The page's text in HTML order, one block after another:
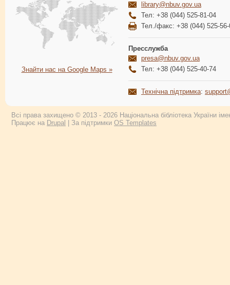
Знайти нас на Google Maps »
library@nbuv.gov.ua
Тел: +38 (044) 525-81-04
Тел./факс: +38 (044) 525-56-
Пресслужба
presa@nbuv.gov.ua
Тел: +38 (044) 525-40-74
Технічна підтримка:
Всі права захищено © 2013 - 2026 Національна бібліотека України
Працює на Drupal | За підтримки OS Templates